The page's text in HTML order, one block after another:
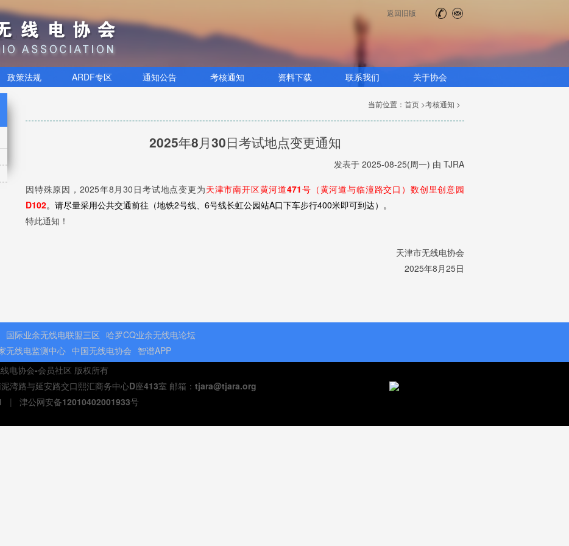
返回旧版
政策法规 ARDF专区 通知公告 考核通知 资料下载 联系我们 关于协会
考核通知 >
首页 >
当前位置：
2025年8月30日考试地点变更通知
发表于 2025-08-25(周一) 由 TJRA
因特殊原因，2025年8月30日考试地点变更为天津市南开区黄河道471号（黄河道与临潼路交口）数创里创意园
D102。请尽量采用公共交通前往（地铁2号线、6号线长虹公园站A口下车步行400米即可到达）。
特此通知！
天津市无线电协会
2025年8月25日
国际业余无线电联盟三区 哈罗CQ业余无线电论坛
无线电监测中心 中国无线电协会 智谱APP
电协会-会员社区 版权所有
湾路与延安路交口熙汇商务中心D座413室 邮箱：tjara@tjara.org
| 津公网安备12010402001933号